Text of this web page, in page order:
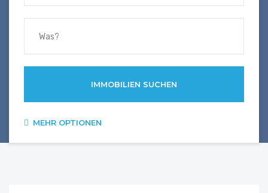
IMMOBILIEN SUCHEN
MEHR OPTIONEN